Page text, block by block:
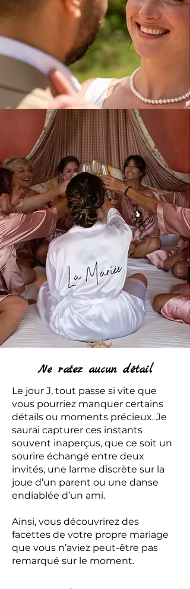
Ne ratez aucun détail
Le jour J, tout passe si vite que
vous pourriez manquer certains
détails ou moments précieux. Je
saurai capturer ces instants
souvent inaperçus, que ce soit un
sourire échangé entre deux
invités, une larme discrète sur la
joue d’un parent ou une danse
endiablée d’un ami.
Ainsi, vous découvrirez des
facettes de votre propre mariage
que vous n’aviez peut-être pas
remarqué sur le moment.